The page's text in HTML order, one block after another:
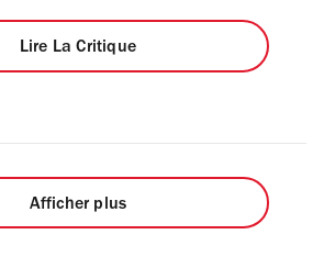
Lire La Critique
Afficher plus